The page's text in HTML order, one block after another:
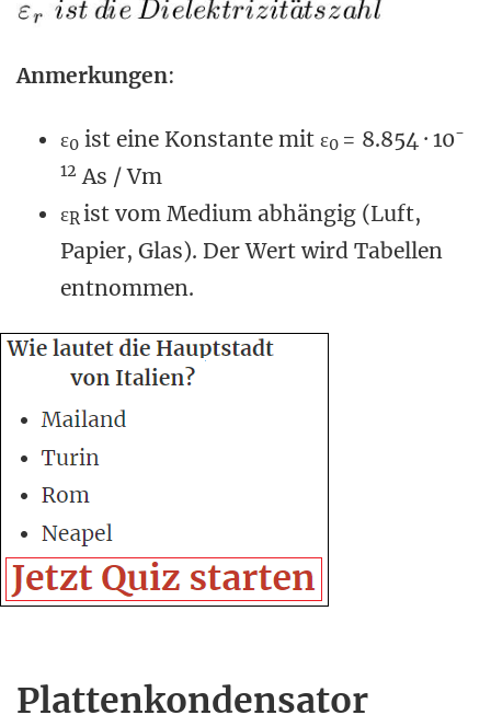
Anmerkungen:
ε0 ist eine Konstante mit ε0 = 8.854 · 10-
12 As / Vm
εRist vom Medium abhängig (Luft,
Papier, Glas). Der Wert wird Tabellen
entnommen.
Plattenkondensator